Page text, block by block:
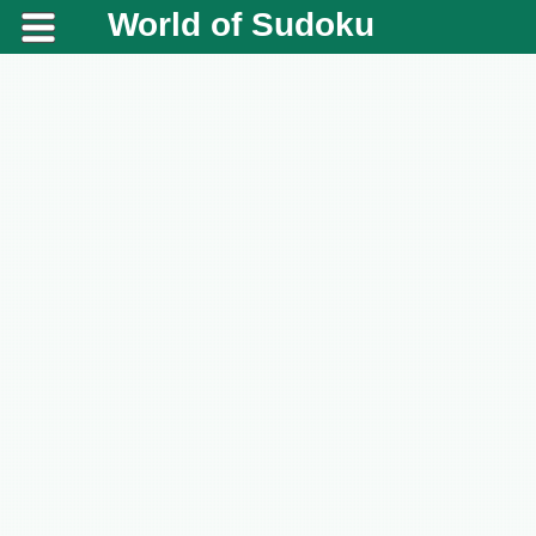
World of Sudoku